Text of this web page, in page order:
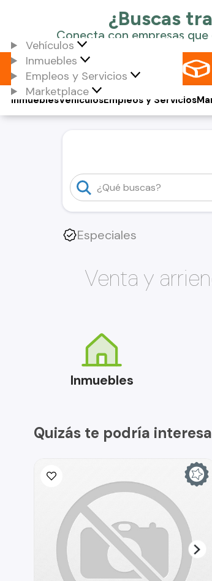
Vehículos
Inmuebles
Empleos y Servicios
Marketplace
Vehículos
Inmuebles Empleos y Servicios
Especiales
Venta y
Inmuebles
Quizás te podría